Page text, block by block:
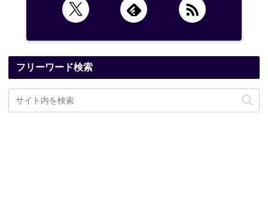
フリーワード検索